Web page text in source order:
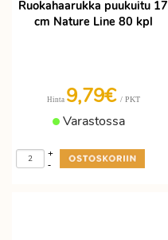
Ruokahaarukka puukuitu 17
cm Nature Line 80 kpl
Hinta 9,79€ / PKT
Varastossa
-
+